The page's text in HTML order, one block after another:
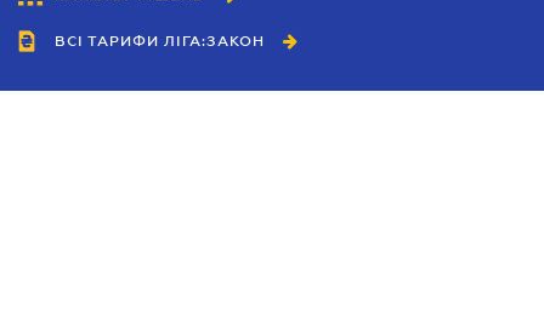
ВСІ ТАРИФИ ЛІГА:ЗАКОН